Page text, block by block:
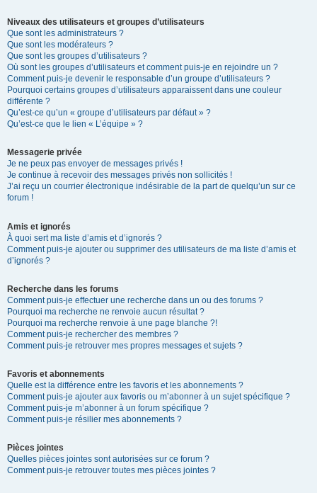
Niveaux des utilisateurs et groupes d’utilisateurs
Que sont les administrateurs ?
Que sont les modérateurs ?
Que sont les groupes d’utilisateurs ?
Où sont les groupes d’utilisateurs et comment puis-je en rejoindre un ?
Comment puis-je devenir le responsable d’un groupe d’utilisateurs ?
Pourquoi certains groupes d’utilisateurs apparaissent dans une couleur
différente ?
Qu’est-ce qu’un « groupe d’utilisateurs par défaut » ?
Qu’est-ce que le lien « L’équipe » ?
Messagerie privée
Je ne peux pas envoyer de messages privés !
Je continue à recevoir des messages privés non sollicités !
J’ai reçu un courrier électronique indésirable de la part de quelqu’un sur ce
forum !
Amis et ignorés
À quoi sert ma liste d’amis et d’ignorés ?
Comment puis-je ajouter ou supprimer des utilisateurs de ma liste d’amis et
d’ignorés ?
Recherche dans les forums
Comment puis-je effectuer une recherche dans un ou des forums ?
Pourquoi ma recherche ne renvoie aucun résultat ?
Pourquoi ma recherche renvoie à une page blanche ?!
Comment puis-je rechercher des membres ?
Comment puis-je retrouver mes propres messages et sujets ?
Favoris et abonnements
Quelle est la différence entre les favoris et les abonnements ?
Comment puis-je ajouter aux favoris ou m’abonner à un sujet spécifique ?
Comment puis-je m’abonner à un forum spécifique ?
Comment puis-je résilier mes abonnements ?
Pièces jointes
Quelles pièces jointes sont autorisées sur ce forum ?
Comment puis-je retrouver toutes mes pièces jointes ?